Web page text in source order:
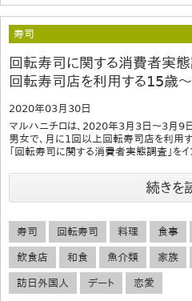
寿司
回転寿司に関する消費者実
回転寿司店を利用する15歳
2020年03月30日
マルハニチロは、2020年3月3日～3月9
男女で、月に1回以上回転寿司店を利用
「回転寿司に関する消費者実態調査」を
続きを
寿司 回転寿司 料理 食事
飲食店 和食 魚介類 家族
訪日外国人 デート 恋愛